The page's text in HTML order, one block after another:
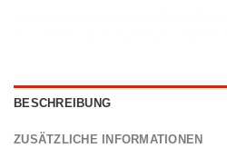
BESCHREIBUNG
ZUSÄTZLICHE INFORMATIONEN